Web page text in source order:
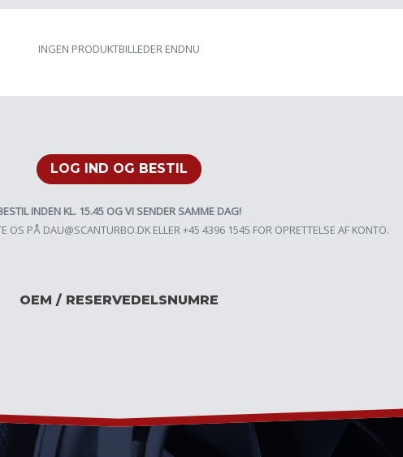
INGEN PRODUKTBILLEDER ENDNU
LOG IND OG BESTIL
INDEN KL. 15.45 OG VI SENDER SAMME DAG!
OS PÅ DAU@SCANTURBO.DK ELLER +45 4396 1545 FOR OPRETTELSE AF KONTO.
OEM / RESERVEDELSNUMRE